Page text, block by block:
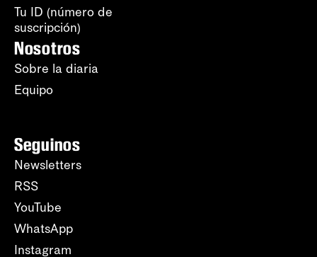
Tu ID (número de
suscripción)
Nosotros
Sobre la diaria
Equipo
Seguinos
Newsletters
RSS
YouTube
WhatsApp
Instagram